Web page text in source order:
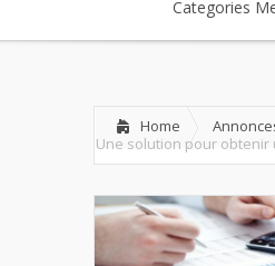
Categories
Home
Une solution pour obtenir